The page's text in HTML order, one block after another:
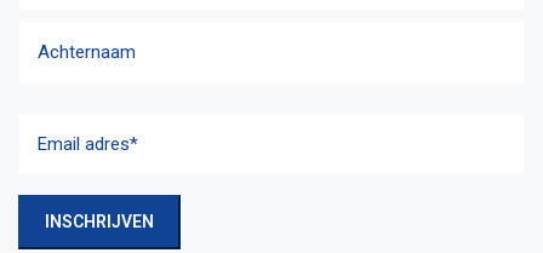
adres(Vereist)
INSCHRIJVEN